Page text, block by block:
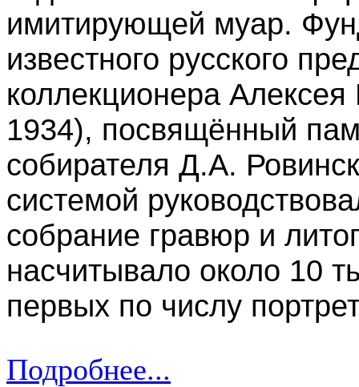
имитирующей муар.
известного русского
коллекционера
1934), посвящённый
собирателя Д.А.
системой
собрание гравюр и
насчитывало около 10
первых по числу
Подробнее...